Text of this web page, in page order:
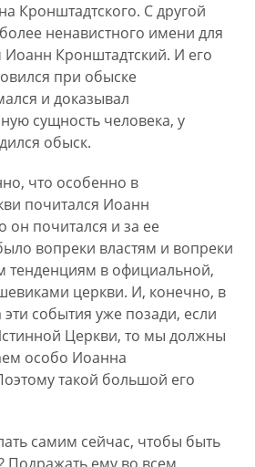
Кронштадтского. С другой
ненавистного имени для
Кронштадтский. И его
при обыске
и доказывал
сущность человека, у
обыск.
что особенно в
почитался Иоанн
он почитался и за ее
вопреки властям и вопреки
тенденциям в официальной,
церкви. И, конечно, в
события уже позади, если
Церкви, то мы должны
особо Иоанна
такой большой его
самим сейчас, чтобы быть